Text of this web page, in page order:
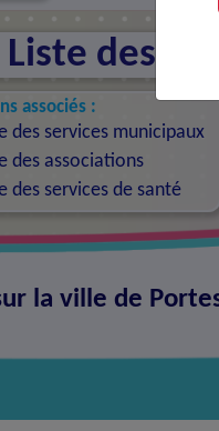
Liste des
associés :
des services municipaux
des associations
des services de santé
la ville de